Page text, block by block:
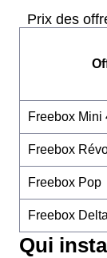
Prix des
Freebox Mini
Freebox
Freebox Pop
Freebox Delta
Qui